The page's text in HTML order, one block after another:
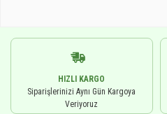
HIZLI KARGO
Siparişlerinizi Aynı Gün Kargoya
Veriyoruz